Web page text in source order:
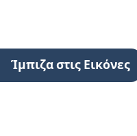
Ίμπιζα στις Εικόνες